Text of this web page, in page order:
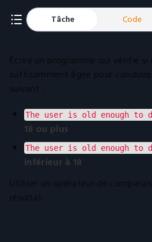
Tâche Code
Écrire un programme qui vérifie
suffisamment âgée pour
suivant :
The user is old enough to
18 ou plus.
The user is old enough to
inférieur à 18.
Utiliser un opérateur de
résultat.